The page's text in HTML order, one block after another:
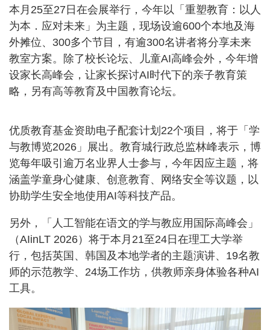
本月25至27日在会展举行，今年以「重塑教育：以人
为本．应对未来」为主题，现场设逾600个本地及海
外摊位、300多个节目，有逾300名讲者将分享未来
教室方案。除了校长论坛、儿童AI高峰会外，今年增
设家长高峰会，让家长探讨AI时代下的亲子教育策
略，另有高等教育及中国教育论坛。
优质教育基金资助电子配套计划22个项目，将于「学
与教博览2026」展出。教育城行政总监林峰表示，博
览每年吸引逾万名业界人士参与，今年因应主题，将
涵盖学童身心健康、创意教育、网络安全等议题，以
协助学生安全地使用AI等科技产品。
另外，「人工智能在语文的学与教应用国际高峰会」
（AIinLT 2026）将于本月21至24日在理工大学举
行，包括英国、韩国及本地学者的主题演讲、19名教
师的示范教学、24场工作坊，供教师亲身体验各种AI
工具。